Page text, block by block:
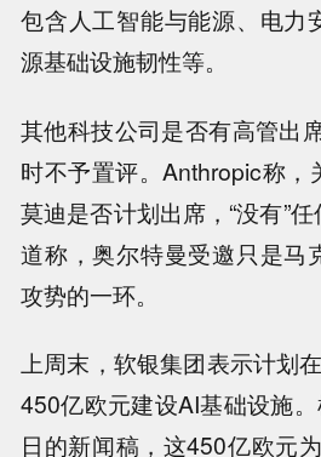
包含人工智能与能源、电力
源基础设施韧性等。
其他科技公司是否有高管出
时不予置评。Anthropic称，
莫迪是否计划出席，“没有”
道称，奥尔特曼受邀只是马
攻势的一环。
上周末，软银集团表示计划
450亿欧元建设AI基础设施
日的新闻稿，这450亿欧元